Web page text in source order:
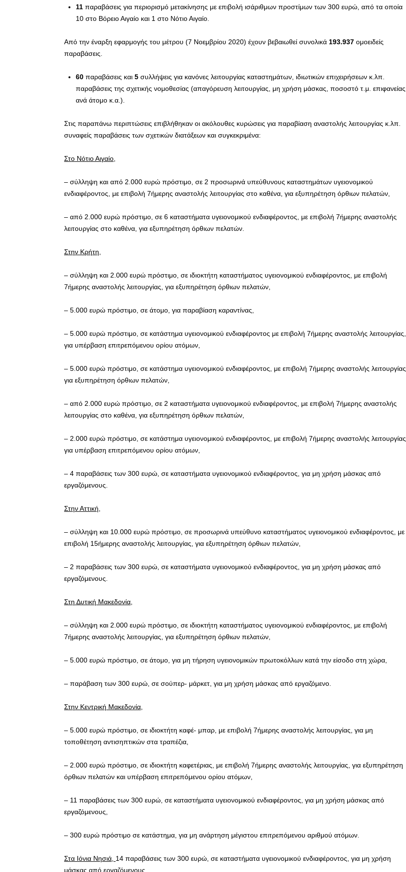
11 παραβάσεις για περιορισμό μετακίνησης με επιβολή ισάριθμων προστίμων των 300 ευρώ, από τα οποία
10 στο Βόρειο Αιγαίο και 1 στο Νότιο Αιγαίο.
Από την έναρξη εφαρμογής του μέτρου (7 Νοεμβρίου 2020) έχουν βεβαιωθεί συνολικά 193.937 ομοειδείς
παραβάσεις.
60 παραβάσεις και 5 συλλήψεις για κανόνες λειτουργίας καταστημάτων, ιδιωτικών επιχειρήσεων κ.λπ.
παραβάσεις της σχετικής νομοθεσίας (απαγόρευση λειτουργίας, μη χρήση μάσκας, ποσοστό τ.μ. επιφανείας
ανά άτομο κ.α.).
Στις παραπάνω περιπτώσεις επιβλήθηκαν οι ακόλουθες κυρώσεις για παραβίαση αναστολής λειτουργίας κ.λπ.
συναφείς παραβάσεις των σχετικών διατάξεων και συγκεκριμένα:
Στο Νότιο Αιγαίο,
– σύλληψη και από 2.000 ευρώ πρόστιμο, σε 2 προσωρινά υπεύθυνους καταστημάτων υγειονομικού
ενδιαφέροντος, με επιβολή 7ήμερης αναστολής λειτουργίας στο καθένα, για εξυπηρέτηση όρθιων πελατών,
– από 2.000 ευρώ πρόστιμο, σε 6 καταστήματα υγειονομικού ενδιαφέροντος, με επιβολή 7ήμερης αναστολής
λειτουργίας στο καθένα, για εξυπηρέτηση όρθιων πελατών.
Στην Κρήτη,
– σύλληψη και 2.000 ευρώ πρόστιμο, σε ιδιοκτήτη καταστήματος υγειονομικού ενδιαφέροντος, με επιβολή
7ήμερης αναστολής λειτουργίας, για εξυπηρέτηση όρθιων πελατών,
– 5.000 ευρώ πρόστιμο, σε άτομο, για παραβίαση καραντίνας,
– 5.000 ευρώ πρόστιμο, σε κατάστημα υγειονομικού ενδιαφέροντος με επιβολή 7ήμερης αναστολής λειτουργίας,
για υπέρβαση επιτρεπόμενου ορίου ατόμων,
– 5.000 ευρώ πρόστιμο, σε κατάστημα υγειονομικού ενδιαφέροντος, με επιβολή 7ήμερης αναστολής λειτουργίας,
για εξυπηρέτηση όρθιων πελατών,
– από 2.000 ευρώ πρόστιμο, σε 2 καταστήματα υγειονομικού ενδιαφέροντος, με επιβολή 7ήμερης αναστολής
λειτουργίας στο καθένα, για εξυπηρέτηση όρθιων πελατών,
– 2.000 ευρώ πρόστιμο, σε κατάστημα υγειονομικού ενδιαφέροντος, με επιβολή 7ήμερης αναστολής λειτουργίας,
για υπέρβαση επιτρεπόμενου ορίου ατόμων,
– 4 παραβάσεις των 300 ευρώ, σε καταστήματα υγειονομικού ενδιαφέροντος, για μη χρήση μάσκας από
εργαζόμενους.
Στην Αττική,
– σύλληψη και 10.000 ευρώ πρόστιμο, σε προσωρινά υπεύθυνο καταστήματος υγειονομικού ενδιαφέροντος, με
επιβολή 15ήμερης αναστολής λειτουργίας, για εξυπηρέτηση όρθιων πελατών,
– 2 παραβάσεις των 300 ευρώ, σε καταστήματα υγειονομικού ενδιαφέροντος, για μη χρήση μάσκας από
εργαζόμενους.
Στη Δυτική Μακεδονία,
– σύλληψη και 2.000 ευρώ πρόστιμο, σε ιδιοκτήτη καταστήματος υγειονομικού ενδιαφέροντος, με επιβολή
7ήμερης αναστολής λειτουργίας, για εξυπηρέτηση όρθιων πελατών,
– 5.000 ευρώ πρόστιμο, σε άτομο, για μη τήρηση υγειονομικών πρωτοκόλλων κατά την είσοδο στη χώρα,
– παράβαση των 300 ευρώ, σε σούπερ- μάρκετ, για μη χρήση μάσκας από εργαζόμενο.
Στην Κεντρική Μακεδονία,
– 5.000 ευρώ πρόστιμο, σε ιδιοκτήτη καφέ- μπαρ, με επιβολή 7ήμερης αναστολής λειτουργίας, για μη
τοποθέτηση αντισηπτικών στα τραπέζια,
– 2.000 ευρώ πρόστιμο, σε ιδιοκτήτη καφετέριας, με επιβολή 7ήμερης αναστολής λειτουργίας, για εξυπηρέτηση
όρθιων πελατών και υπέρβαση επιτρεπόμενου ορίου ατόμων,
– 11 παραβάσεις των 300 ευρώ, σε καταστήματα υγειονομικού ενδιαφέροντος, για μη χρήση μάσκας από
εργαζόμενους,
– 300 ευρώ πρόστιμο σε κατάστημα, για μη ανάρτηση μέγιστου επιτρεπόμενου αριθμού ατόμων.
Στα Ιόνια Νησιά, 14 παραβάσεις των 300 ευρώ, σε καταστήματα υγειονομικού ενδιαφέροντος, για μη χρήση
μάσκας από εργαζόμενους.